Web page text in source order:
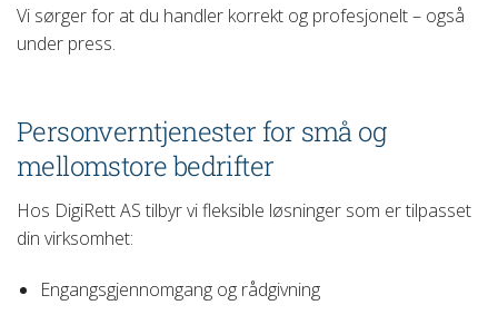
Vi sørger for at du handler korrekt og profesjonelt – også
under press.
Personverntjenester for små og
mellomstore bedrifter
Hos DigiRett AS tilbyr vi fleksible løsninger som er tilpasset
din virksomhet:
Engangsgjennomgang og rådgivning